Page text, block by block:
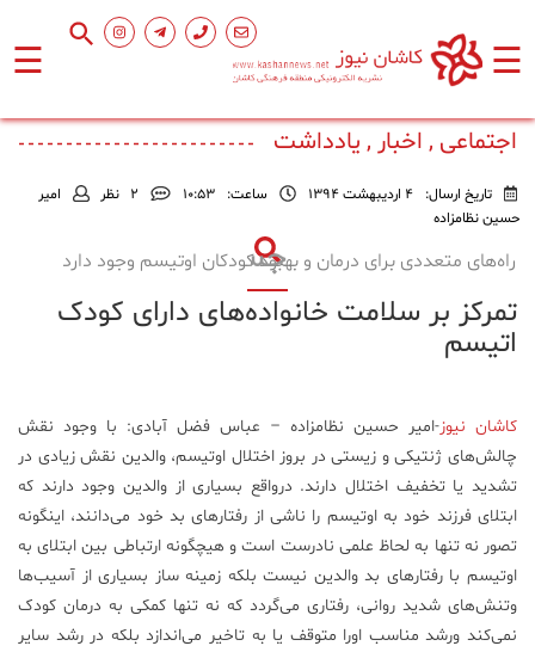
☰ ☰
اصلی
اجتماعی
و
هنر
محیط
زیست
علم
و
فناوری
اجتماعی , اخبار , یادداشت
تاریخ ارسال: 4 اردیبهشت 1394 ساعت: ۱۰:۵۳ 2 نظر
امیر
حسین نظامزاده
راه‌های متعددی برای درمان و بهبود کودکان اوتیسم وجود دارد
تمرکز بر سلامت خانواده‌های دارای کودک
اتیسم
کاشان نیوز-امیر حسین نظامزاده – عباس فضل آبادی: با وجود نقش
چالش‌های ژنتیکی و زیستی در بروز اختلال اوتیسم، والدین نقش زیادی در
تشدید یا تخفیف اختلال دارند. درواقع بسیاری از والدین وجود دارند که
ابتلای فرزند خود به اوتیسم را ناشی از رفتارهای بد خود می‌دانند، اینگونه
تصور نه تنها به لحاظ علمی نادرست است و هیچگونه ارتباطی بین ابتلای به
اوتیسم با رفتار‌های بد والدین نیست بلکه زمینه ساز بسیاری از آسیب‌ها
وتنش‌های شدید روانی، رفتاری می‌گردد که نه تنها کمکی به درمان کودک
نمی‌کند ورشد مناسب اورا متوقف یا به تاخیر می‌اندازد بلکه در رشد سایر